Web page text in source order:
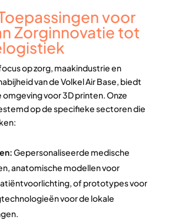
voor
Zorginnovatie tot
op zorg, maakindustrie en
van de Volkel Air Base, biedt
voor 3D printen. Onze
op de specifieke sectoren die
Gepersonaliseerde medische
anatomische modellen voor
of prototypes voor
voor de lokale